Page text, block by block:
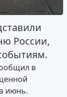
России,
в
июнь.